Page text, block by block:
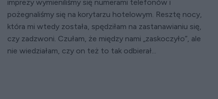
imprezy wymieniliśmy się numerami telefonów i
pożegnaliśmy się na korytarzu hotelowym. Resztę nocy,
która mi wtedy została, spędziłam na zastanawianiu się,
czy zadzwoni. Czułam, że między nami „zaskoczyło”, ale
nie wiedziałam, czy on też to tak odbierał...